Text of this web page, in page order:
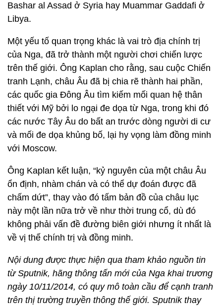
Bashar al Assad ở Syria hay Muammar Gaddafi ở
Libya.
Một yếu tố quan trọng khác là vai trò địa chính trị
của Nga, đã trở thành một người chơi chiến lược
trên thế giới. Ông Kaplan cho rằng, sau cuộc Chiến
tranh Lạnh, châu Âu đã bị chia rẽ thành hai phần,
các quốc gia Đông Âu tìm kiếm mối quan hệ thân
thiết với Mỹ bởi lo ngại đe dọa từ Nga, trong khi đó
các nước Tây Âu do bất an trước dòng người di cư
và mối đe dọa khủng bố, lại hy vọng làm đồng minh
với Moscow.
Ông Kaplan kết luận, “kỷ nguyên của một châu Âu
ổn định, nhàm chán và có thể dự đoán được đã
chấm dứt”, thay vào đó tấm bản đồ của châu lục
này một lần nữa trở về như thời trung cổ, dù đó
không phải vấn đề đường biên giới nhưng ít nhất là
về vị thế chính trị và đồng minh.
Nội dung được thực hiện qua tham khảo nguồn tin
từ Sputnik, hãng thông tấn mới của Nga khai trương
ngày 10/11/2014, có quy mô toàn cầu để cạnh tranh
trên thị trường truyền thông thế giới. Sputnik thay